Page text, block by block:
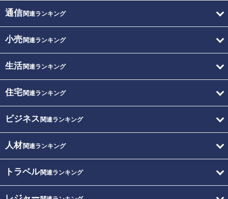
通信関連ランキング
小売関連ランキング
生活関連ランキング
住宅関連ランキング
ビジネス 関連ランキング
人材関連ランキング
トラベル関連ランキング